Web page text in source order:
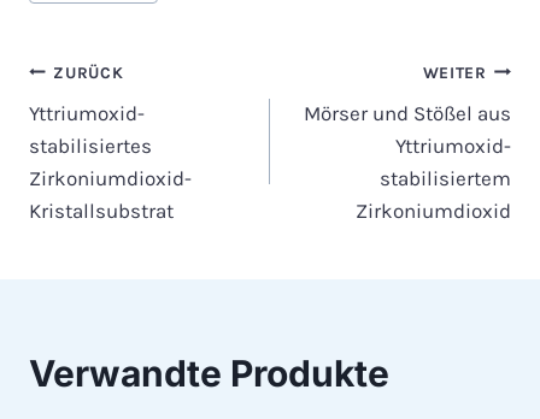
Beitragsnavigation
ZURÜCK
Yttriumoxid-
stabilisiertes
Zirkoniumdioxid-
Kristallsubstrat
WEITER
Mörser und Stößel aus
Yttriumoxid-
stabilisiertem
Zirkoniumdioxid
Verwandte Produkte